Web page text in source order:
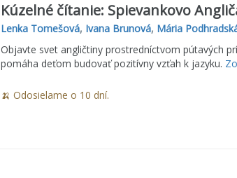
Kúzelné čítanie: Spievankovo
Lenka Tomešová, Ivana Brunová, Mária
Objavte svet angličtiny prostredníctvom pútavých
pomáha deťom budovať pozitívny vzťah k jazyku.
🍌 Odosielame o 10 dní.